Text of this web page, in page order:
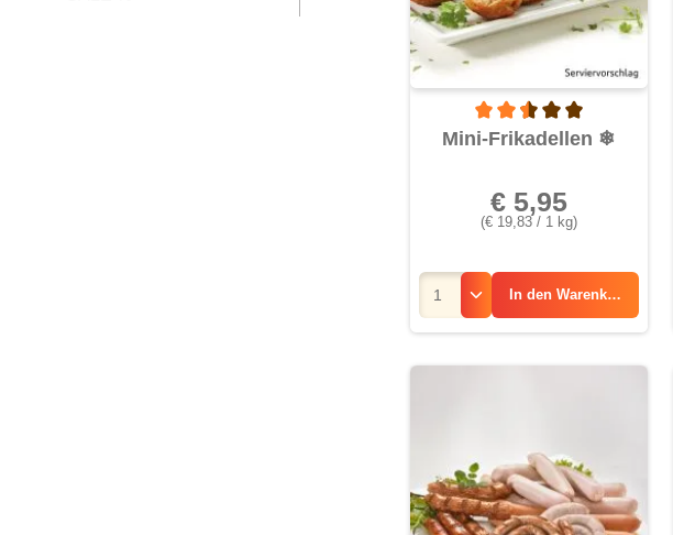
Durchschnittliche
Mini-Frikadellen ❄
(€ 19,83 / 1 kg)
€ 5,95
In den Warenkorb